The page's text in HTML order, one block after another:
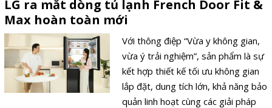
Galaxy trong quá khứ.
LG ra mắt dòng tủ lạnh French Door Fit &
Max hoàn toàn mới
Với thông điệp “Vừa y không gian,
vừa ý trải nghiệm”, sản phẩm là sự
kết hợp thiết kế tối ưu không gian
lắp đặt, dung tích lớn, khả năng bảo
quản linh hoạt cùng các giải pháp